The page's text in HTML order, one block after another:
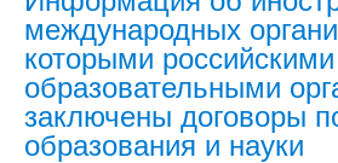
международных
которыми российскими
образовательными
заключены договоры
образования и науки